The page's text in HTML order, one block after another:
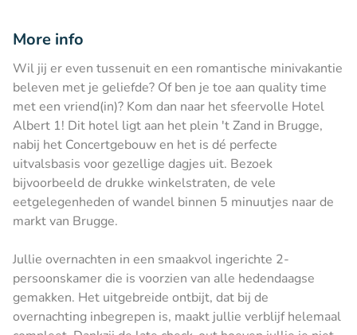
More info
Wil jij er even tussenuit en een romantische minivakantie
beleven met je geliefde? Of ben je toe aan quality time
met een vriend(in)? Kom dan naar het sfeervolle Hotel
Albert 1! Dit hotel ligt aan het plein 't Zand in Brugge,
nabij het Concertgebouw en het is dé perfecte
uitvalsbasis voor gezellige dagjes uit. Bezoek
bijvoorbeeld de drukke winkelstraten, de vele
eetgelegenheden of wandel binnen 5 minuutjes naar de
markt van Brugge.
Jullie overnachten in een smaakvol ingerichte 2-
persoonskamer die is voorzien van alle hedendaagse
gemakken. Het uitgebreide ontbijt, dat bij de
overnachting inbegrepen is, maakt jullie verblijf helemaal